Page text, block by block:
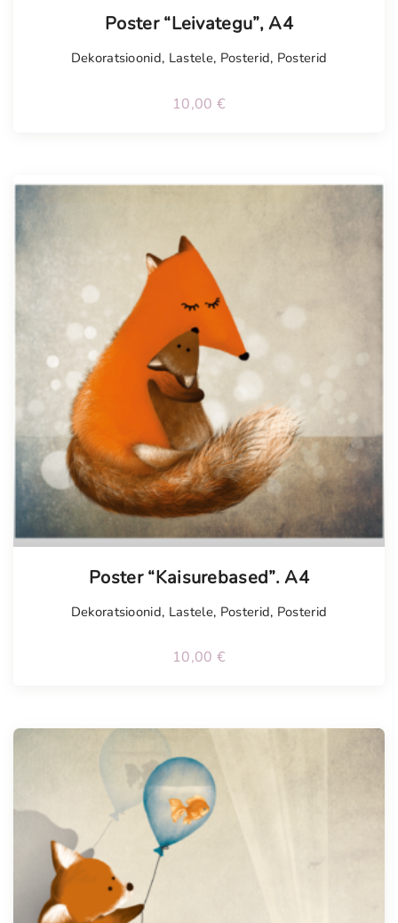
Poster “Leivategu”, A4
Dekoratsioonid, Lastele, Posterid, Posterid
10,00 €
Poster “Kaisurebased”. A4
Dekoratsioonid, Lastele, Posterid, Posterid
10,00 €